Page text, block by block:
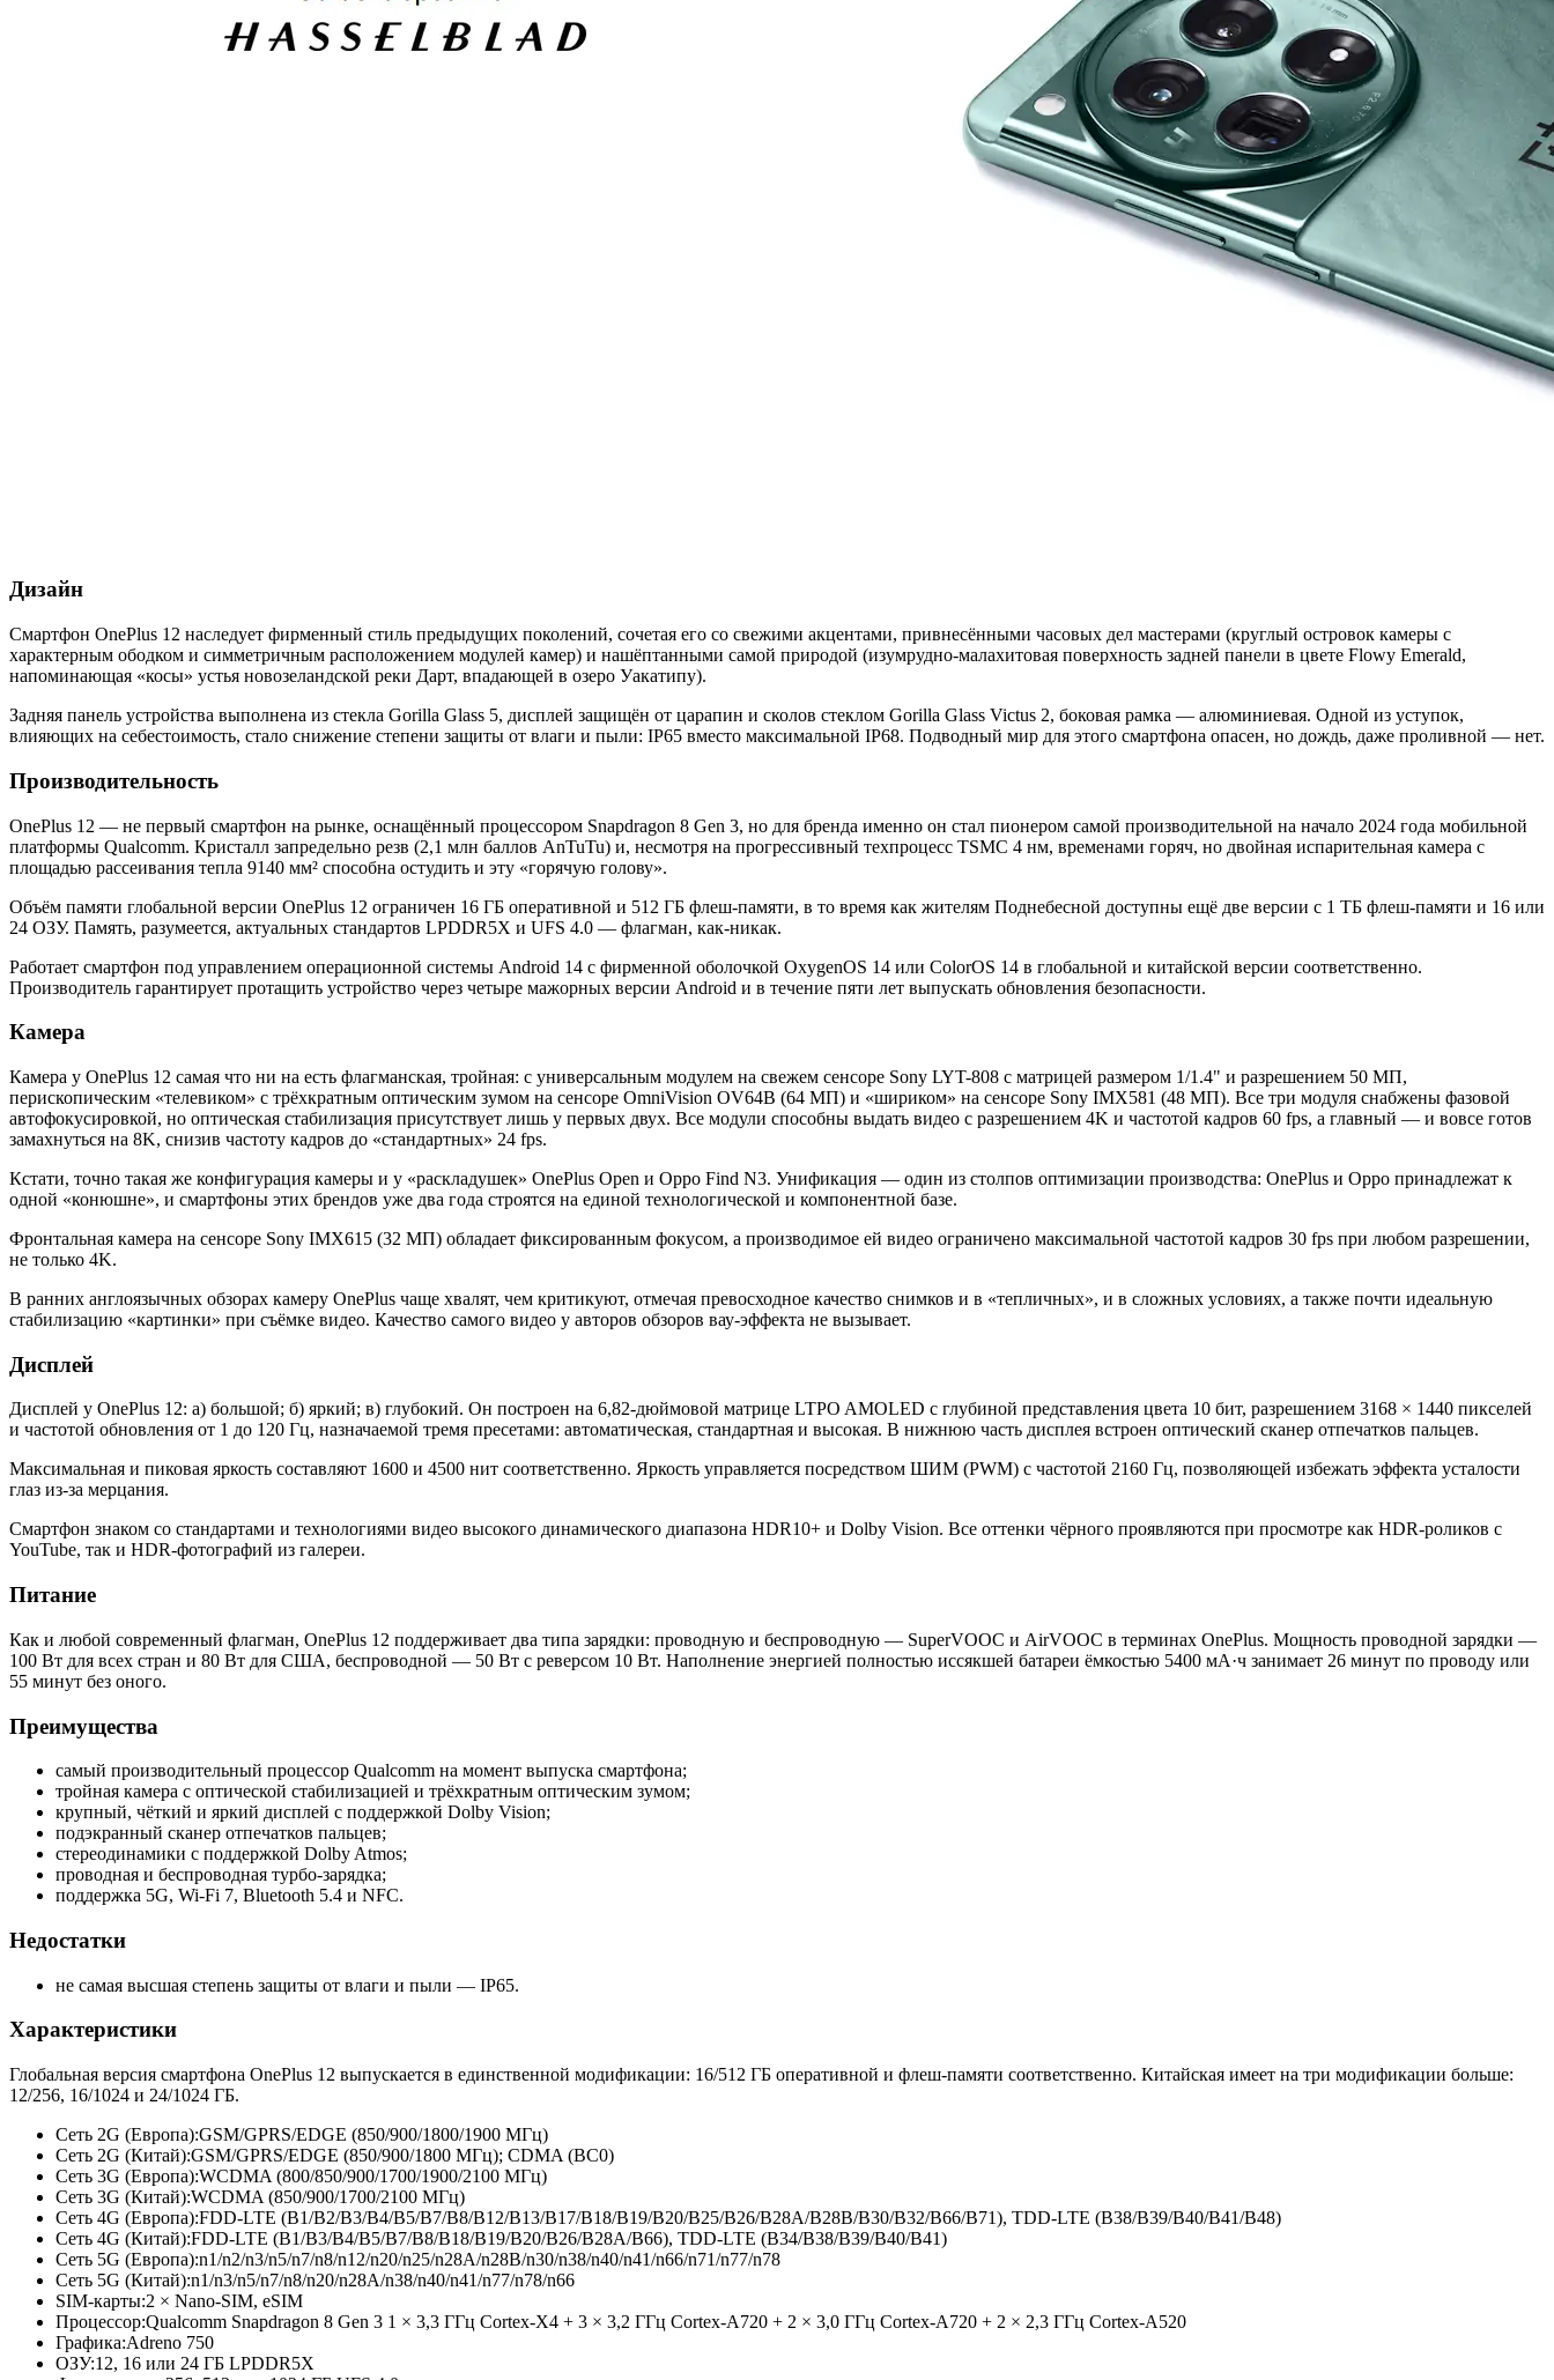
Дизайн
Смартфон OnePlus 12 наследует фирменный стиль предыдущих поколений, сочетая его со свежими акцентами, привнесёнными часовых дел мастерами (круглый островок камеры с
характерным ободком и симметричным расположением модулей камер) и нашёптанными самой природой (изумрудно-малахитовая поверхность задней панели в цвете Flowy Emerald,
напоминающая «косы» устья новозеландской реки Дарт, впадающей в озеро Уакатипу).
Задняя панель устройства выполнена из стекла Gorilla Glass 5, дисплей защищён от царапин и сколов стеклом Gorilla Glass Victus 2, боковая рамка — алюминиевая. Одной из уступок,
влияющих на себестоимость, стало снижение степени защиты от влаги и пыли: IP65 вместо максимальной IP68. Подводный мир для этого смартфона опасен, но дождь, даже проливной — нет.
Производительность
OnePlus 12 — не первый смартфон на рынке, оснащённый процессором Snapdragon 8 Gen 3, но для бренда именно он стал пионером самой производительной на начало 2024 года мобильной
платформы Qualcomm. Кристалл запредельно резв (2,1 млн баллов AnTuTu) и, несмотря на прогрессивный техпроцесс TSMC 4 нм, временами горяч, но двойная испарительная камера с
площадью рассеивания тепла 9140 мм² способна остудить и эту «горячую голову».
Объём памяти глобальной версии OnePlus 12 ограничен 16 ГБ оперативной и 512 ГБ флеш-памяти, в то время как жителям Поднебесной доступны ещё две версии с 1 ТБ флеш-памяти и 16 или
24 ОЗУ. Память, разумеется, актуальных стандартов LPDDR5X и UFS 4.0 — флагман, как-никак.
Работает смартфон под управлением операционной системы Android 14 с фирменной оболочкой OxygenOS 14 или ColorOS 14 в глобальной и китайской версии соответственно.
Производитель гарантирует протащить устройство через четыре мажорных версии Android и в течение пяти лет выпускать обновления безопасности.
Камера
Камера у OnePlus 12 самая что ни на есть флагманская, тройная: с универсальным модулем на свежем сенсоре Sony LYT-808 с матрицей размером 1/1.4" и разрешением 50 МП,
перископическим «телевиком» с трёхкратным оптическим зумом на сенсоре OmniVision OV64B (64 МП) и «шириком» на сенсоре Sony IMX581 (48 МП). Все три модуля снабжены фазовой
автофокусировкой, но оптическая стабилизация присутствует лишь у первых двух. Все модули способны выдать видео с разрешением 4K и частотой кадров 60 fps, а главный — и вовсе готов
замахнуться на 8K, снизив частоту кадров до «стандартных» 24 fps.
Кстати, точно такая же конфигурация камеры и у «раскладушек» OnePlus Open и Oppo Find N3. Унификация — один из столпов оптимизации производства: OnePlus и Oppo принадлежат к
одной «конюшне», и смартфоны этих брендов уже два года строятся на единой технологической и компонентной базе.
Фронтальная камера на сенсоре Sony IMX615 (32 МП) обладает фиксированным фокусом, а производимое ей видео ограничено максимальной частотой кадров 30 fps при любом разрешении,
не только 4K.
В ранних англоязычных обзорах камеру OnePlus чаще хвалят, чем критикуют, отмечая превосходное качество снимков и в «тепличных», и в сложных условиях, а также почти идеальную
стабилизацию «картинки» при съёмке видео. Качество самого видео у авторов обзоров вау-эффекта не вызывает.
Дисплей
Дисплей у OnePlus 12: а) большой; б) яркий; в) глубокий. Он построен на 6,82-дюймовой матрице LTPO AMOLED с глубиной представления цвета 10 бит, разрешением 3168 × 1440 пикселей
и частотой обновления от 1 до 120 Гц, назначаемой тремя пресетами: автоматическая, стандартная и высокая. В нижнюю часть дисплея встроен оптический сканер отпечатков пальцев.
Максимальная и пиковая яркость составляют 1600 и 4500 нит соответственно. Яркость управляется посредством ШИМ (PWM) с частотой 2160 Гц, позволяющей избежать эффекта усталости
глаз из-за мерцания.
Смартфон знаком со стандартами и технологиями видео высокого динамического диапазона HDR10+ и Dolby Vision. Все оттенки чёрного проявляются при просмотре как HDR-роликов с
YouTube, так и HDR-фотографий из галереи.
Питание
Как и любой современный флагман, OnePlus 12 поддерживает два типа зарядки: проводную и беспроводную — SuperVOOC и AirVOOC в терминах OnePlus. Мощность проводной зарядки —
100 Вт для всех стран и 80 Вт для США, беспроводной — 50 Вт с реверсом 10 Вт. Наполнение энергией полностью иссякшей батареи ёмкостью 5400 мА·ч занимает 26 минут по проводу или
55 минут без оного.
Преимущества
самый производительный процессор Qualcomm на момент выпуска смартфона;
тройная камера с оптической стабилизацией и трёхкратным оптическим зумом;
крупный, чёткий и яркий дисплей с поддержкой Dolby Vision;
подэкранный сканер отпечатков пальцев;
стереодинамики с поддержкой Dolby Atmos;
проводная и беспроводная турбо-зарядка;
поддержка 5G, Wi-Fi 7, Bluetooth 5.4 и NFC.
Недостатки
не самая высшая степень защиты от влаги и пыли — IP65.
Характеристики
Глобальная версия смартфона OnePlus 12 выпускается в единственной модификации: 16/512 ГБ оперативной и флеш-памяти соответственно. Китайская имеет на три модификации больше:
12/256, 16/1024 и 24/1024 ГБ.
Сеть 2G (Европа):GSM/GPRS/EDGE (850/900/1800/1900 МГц)
Сеть 2G (Китай):GSM/GPRS/EDGE (850/900/1800 МГц); CDMA (BC0)
Сеть 3G (Европа):WCDMA (800/850/900/1700/1900/2100 МГц)
Сеть 3G (Китай):WCDMA (850/900/1700/2100 МГц)
Сеть 4G (Европа):FDD-LTE (B1/B2/B3/B4/B5/B7/B8/B12/B13/B17/B18/B19/B20/B25/B26/B28A/B28B/B30/B32/B66/B71), TDD-LTE (B38/B39/B40/B41/B48)
Сеть 4G (Китай):FDD-LTE (B1/B3/B4/B5/B7/B8/B18/B19/B20/B26/B28A/B66), TDD-LTE (B34/B38/B39/B40/B41)
Сеть 5G (Европа):n1/n2/n3/n5/n7/n8/n12/n20/n25/n28A/n28B/n30/n38/n40/n41/n66/n71/n77/n78
Сеть 5G (Китай):n1/n3/n5/n7/n8/n20/n28A/n38/n40/n41/n77/n78/n66
SIM-карты:2 × Nano-SIM, eSIM
Процессор:Qualcomm Snapdragon 8 Gen 3 1 × 3,3 ГГц Cortex-X4 + 3 × 3,2 ГГц Cortex-A720 + 2 × 3,0 ГГц Cortex-A720 + 2 × 2,3 ГГц Cortex-A520
Графика:Adreno 750
ОЗУ:12, 16 или 24 ГБ LPDDR5X